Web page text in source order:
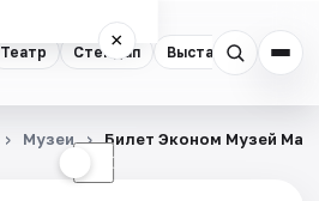
Театр Стендап Выставки
×
☾
Музеи Билет Эконом Музей